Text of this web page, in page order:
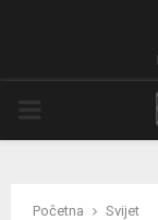
Početna
Svijet